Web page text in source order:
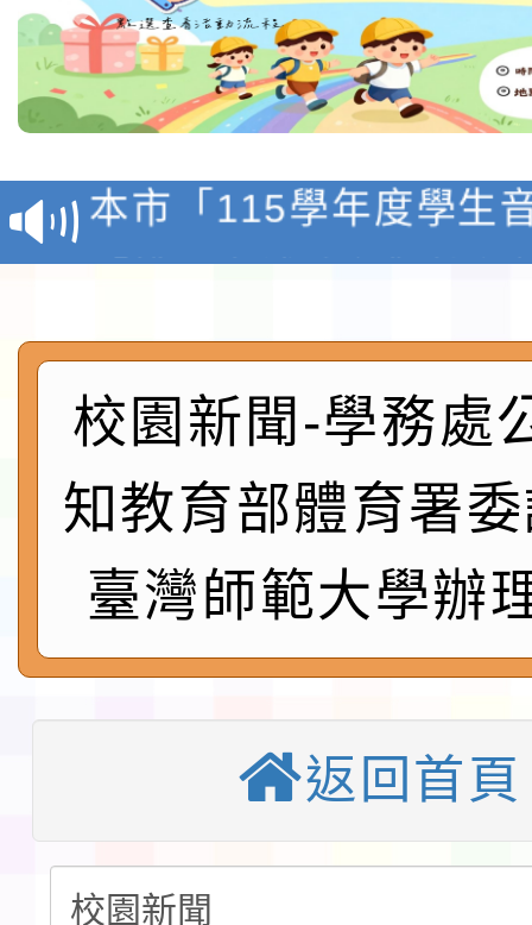
檢送「桃園市115學年
賽實施要點」1份
本市「115學年度學生
程安排一案
「桃園市補助參觀特色
請一案
社團法人中華民國畫廊
026 ART TAIPEI臺北
本校115學年度第1學
第2次招考代課鐘點教
告(採1次公告分次招考)
115 年度兒童課後照顧
0 小時業訓練課程
轉知本市體育總會划船
「115年桃園市運動會
錦標賽」海洋艇及
域)，申請變更地點
「114-115年度
計畫」公費接種對象擴
115學年度迎新活動暨
會活動流程表
函轉桃園市童軍會辦
檢送「桃園市115學年
賽實施要點」1份
本市「115學年度學生
校園新聞-學務處
知教育部體育署
臺灣師範大學辦
返回首頁